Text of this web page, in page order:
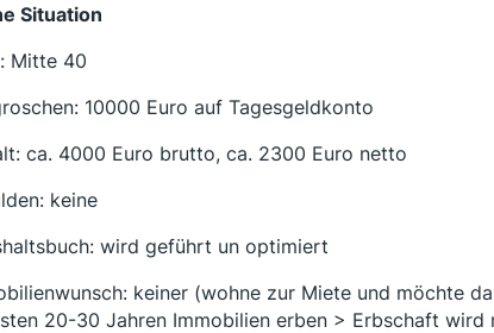
Situation
Mitte 40
10000 Euro auf Tagesgeldkonto
ca. 4000 Euro brutto, ca. 2300 Euro netto
keine
wird geführt un optimiert
keiner (wohne zur Miete und möchte
20-30 Jahren Immobilien erben > Erbschaft wird